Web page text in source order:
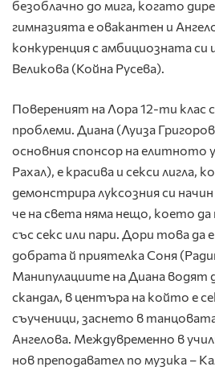
безоблачно до мига, когато
гимназията е овакантен и
конкуренция с амбициозната си
Великова (Койна Русева).
Повереният на Лора 12-ти клас
проблеми. Диана (Луиза
основния спонсор на елитното
Рахал), е красива и секси лигла,
демонстрира луксозния си
че на света няма нещо, което да
със секс или пари. Дори това да
добрата й приятелка Соня
Манипулациите на Диана водят
скандал, в центъра на който е
съученици, заснето в
Ангелова. Междувременно в
нов преподавател по музика –